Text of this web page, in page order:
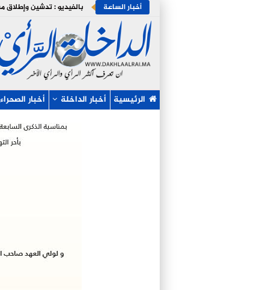
أخبار الساعة
الرئيسية أخبار الداخلة أخبار الصحراء